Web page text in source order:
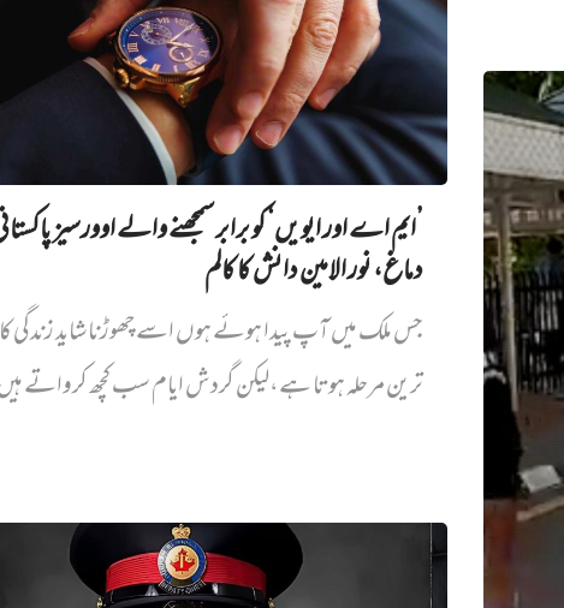
’ایم اے اور ایویں‌‘ کو برابر سمجھنے والے اوورسیز
دماغ، نور الامین دانش کا کالم
جس ملک میں آپ پیدا ہوئے ہوں اسے چھوڑنا شاید زندگی
ترین مرحلہ ہوتا ہے،لیکن گردش ایام سب کچھ کرواتے